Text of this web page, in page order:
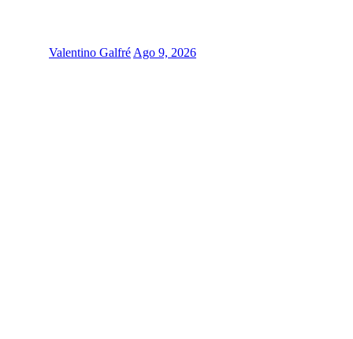
Valentino Galfré Ago 9, 2026